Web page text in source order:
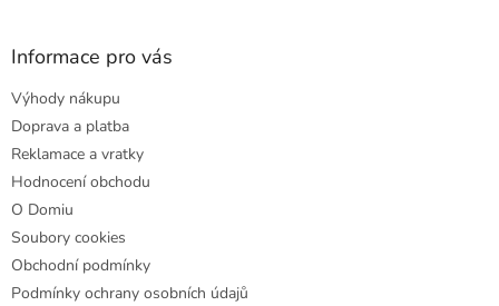
Informace pro vás
Výhody nákupu
Doprava a platba
Reklamace a vratky
Hodnocení obchodu
O Domiu
Soubory cookies
Obchodní podmínky
Podmínky ochrany osobních údajů